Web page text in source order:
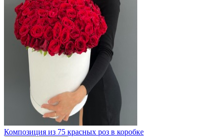
Композиция из 75 красных роз в коробке